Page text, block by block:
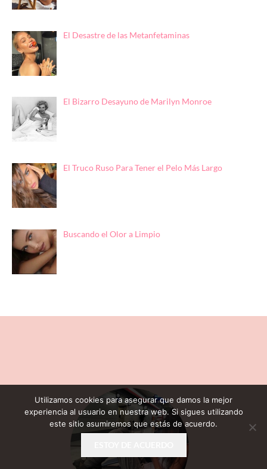
El Desastre de las Metanfetaminas
El Bizarro Desayuno de Marilyn Monroe
El Truco Ruso Para Tener el Pelo Más Largo
Buscando el Olor a Limpio
Utilizamos cookies para asegurar que damos la mejor
experiencia al usuario en nuestra web. Si sigues utilizando
este sitio asumiremos que estás de acuerdo.